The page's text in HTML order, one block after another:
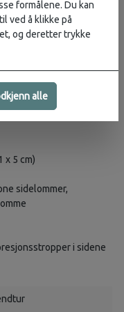
500D
x 5 cm)
sidelommer,
i sidene
formålene. Du kan
ved å klikke på
og deretter trykke
alle